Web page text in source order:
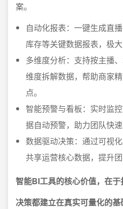
案。
自动化报表：一键生成直
库存等关键数据报表，极大
多维度分析：支持按主播
维度拆解数据，帮助商家
点。
智能预警与看板：实时监
据自动预警，助力团队快速
数据驱动决策：通过可视
共享运营核心数据，提升团
智能BI工具的核心价值，在
决策都建立在真实可量化的基